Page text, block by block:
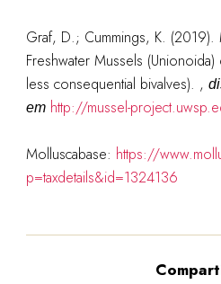
Graf, D.; Cummings, K. (2019).
Freshwater Mussels
less consequential bivalves). ,
em http://mussel-
Molluscabase: https://
p=taxdetails&id=1324136